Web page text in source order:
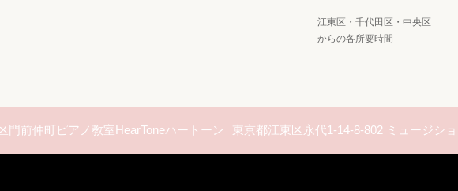
江東区・千代田区・中央区
からの各所要時間
門前仲町ピアノ教室HearToneハートーン 東京都江東区永代1-14-8-802 ミュージシ